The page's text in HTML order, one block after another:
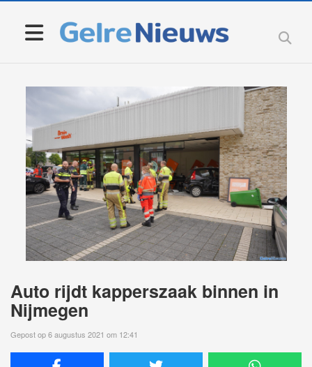
Auto rijdt kapperszaak binnen in
Nijmegen
Gepost op 6 augustus 2021 om 12:41